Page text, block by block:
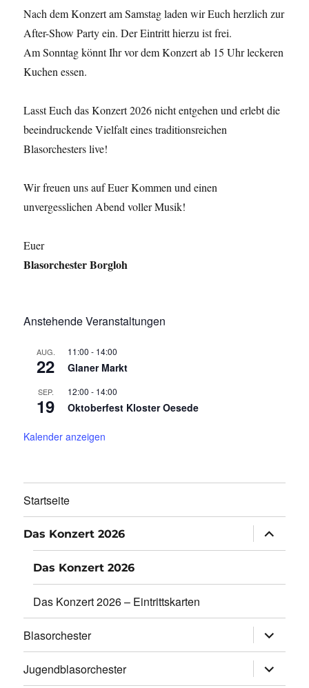
Nach dem Konzert am Samstag laden wir Euch herzlich zur
After-Show Party ein. Der Eintritt hierzu ist frei.
Am Sonntag könnt Ihr vor dem Konzert ab 15 Uhr leckeren
Kuchen essen.
Lasst Euch das Konzert 2026 nicht entgehen und erlebt die
beeindruckende Vielfalt eines traditionsreichen
Blasorchesters live!
Wir freuen uns auf Euer Kommen und einen
unvergesslichen Abend voller Musik!
Euer
Blasorchester Borgloh
Anstehende Veranstaltungen
AUG.
22
11:00 - 14:00
Glaner Markt
SEP.
19
12:00 - 14:00
Oktoberfest Kloster Oesede
Kalender anzeigen
Startseite
Das Konzert 2026
öffnen
Das Konzert 2026
Das Konzert 2026 – Eintrittskarten
Blasorchester
öffnen
Jugendblasorchester
öffnen